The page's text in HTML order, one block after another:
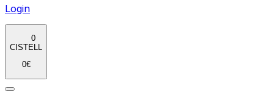
Login
0
CISTELL
0€